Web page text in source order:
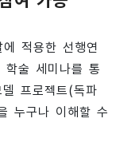
적용한 선행연
학술 세미나를 통
프로젝트(독파
누구나 이해할 수